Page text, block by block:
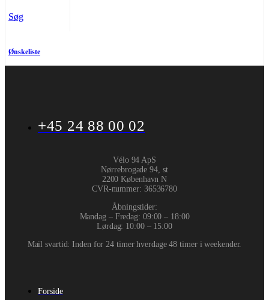
Søg
Ønskeliste
+45 24 88 00 02
Vélo 94 ApS
Nørrebrogade 94, st
2200 København N
CVR-nummer: 36536780
Åbningstider:
Mandag – Fredag: 09:00 – 18:00
Lørdag: 10:00 – 15:00
Mail svartid: Inden for 24 timer hverdage 48 timer i weekender.
Forside